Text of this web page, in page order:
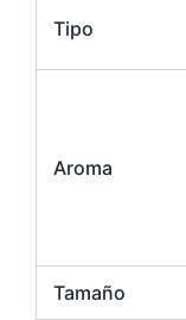
Tipo
Aroma
Tamaño